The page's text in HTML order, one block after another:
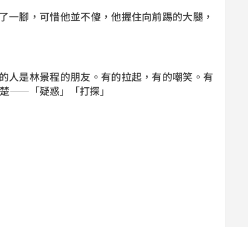
腳，可惜他並不傻，他握住向前踢的大腿，
人是林景程的朋友。 有的拉起，有的嘲笑。有
——「疑惑」「打探」